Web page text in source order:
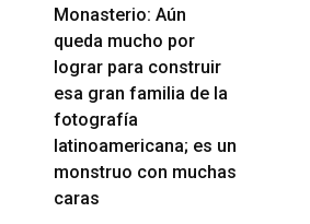
Monasterio: Aún
queda mucho por
lograr para construir
esa gran familia de la
fotografía
latinoamericana; es un
monstruo con muchas
caras